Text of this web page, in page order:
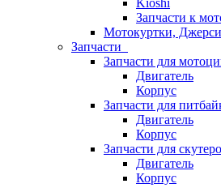
Kioshi
Запчасти к
Мотокуртки,
Запчасти
Запчасти для
Двигатель
Корпус
Запчасти для
Двигатель
Корпус
Запчасти для
Двигатель
Корпус